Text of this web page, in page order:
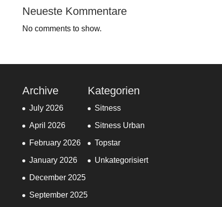
Neueste Kommentare
No comments to show.
Archive
July 2026
April 2026
February 2026
January 2026
December 2025
September 2025
Kategorien
Sitness
Sitness Urban
Topstar
Unkategorisiert